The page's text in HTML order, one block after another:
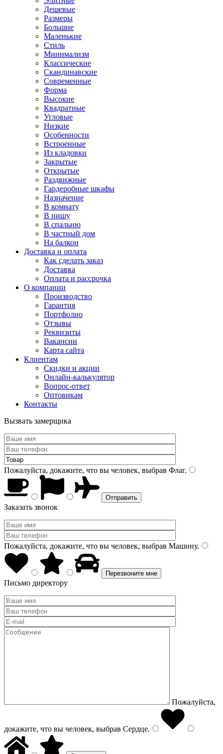
Дешевые
Размеры
Большие
Маленькие
Стиль
Минимализм
Классические
Скандинавские
Современные
Форма
Высокие
Квадратные
Угловые
Низкие
Особенности
Встроенные
Из кладовки
Закрытые
Открытые
Раздвижные
Гардеробные шкафы
Назначение
В комнату
В нишу
В спальню
В частный дом
На балкон
Доставка и оплата
Как сделать заказ
Доставка
Оплата и рассрочка
О компании
Производство
Гарантия
Портфолио
Отзывы
Реквизиты
Вакансии
Карта сайта
Клиентам
Скидки и акции
Онлайн-калькулятор
Вопрос-ответ
Оптовикам
Контакты
Вызвать замерщика
Пожалуйста, докажите, что вы человек, выбрав Флаг.
Заказать звонок
Пожалуйста, докажите, что вы человек, выбрав Машину.
Письмо директору
Пожалуйста,
докажите, что вы человек, выбрав Сердце.